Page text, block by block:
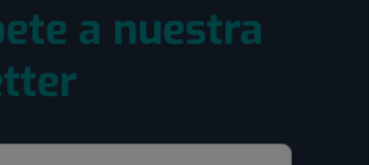
a nuestra